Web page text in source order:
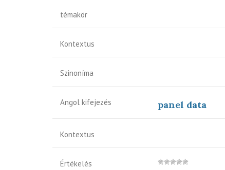
témakör
Kontextus
Szinoníma
Angol kifejezés panel data
Kontextus
Értékelés